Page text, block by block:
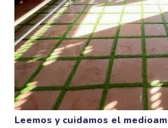
Leemos y cuidamos el